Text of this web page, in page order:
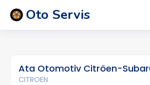
Oto Servis
Ata Otomotiv Citröen-
CITROEN